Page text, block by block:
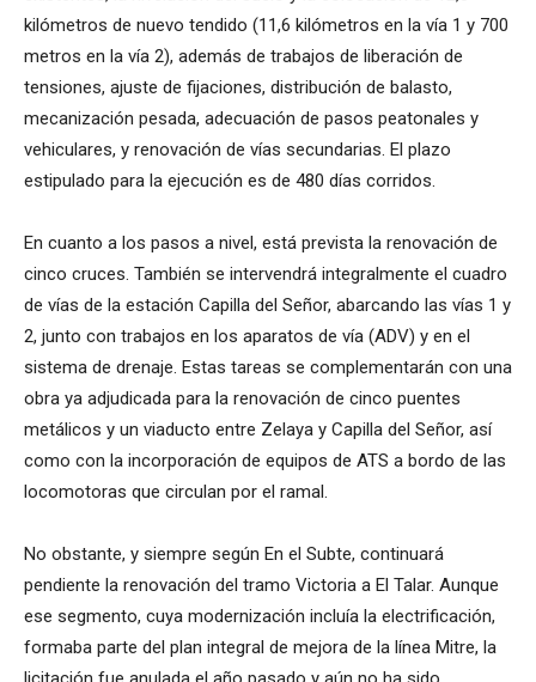
kilómetros de nuevo tendido (11,6 kilómetros en la vía 1 y 700
metros en la vía 2), además de trabajos de liberación de
tensiones, ajuste de fijaciones, distribución de balasto,
mecanización pesada, adecuación de pasos peatonales y
vehiculares, y renovación de vías secundarias. El plazo
estipulado para la ejecución es de 480 días corridos.
En cuanto a los pasos a nivel, está prevista la renovación de
cinco cruces. También se intervendrá integralmente el cuadro
de vías de la estación Capilla del Señor, abarcando las vías 1 y
2, junto con trabajos en los aparatos de vía (ADV) y en el
sistema de drenaje. Estas tareas se complementarán con una
obra ya adjudicada para la renovación de cinco puentes
metálicos y un viaducto entre Zelaya y Capilla del Señor, así
como con la incorporación de equipos de ATS a bordo de las
locomotoras que circulan por el ramal.
No obstante, y siempre según En el Subte, continuará
pendiente la renovación del tramo Victoria a El Talar. Aunque
ese segmento, cuya modernización incluía la electrificación,
formaba parte del plan integral de mejora de la línea Mitre, la